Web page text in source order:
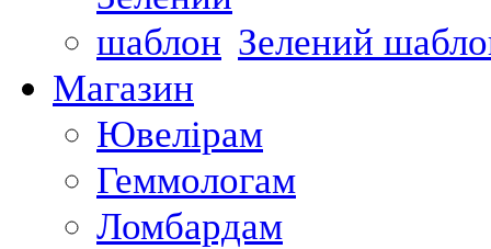
Зелений
Магазин
Ювелірам
Геммологам
Ломбардам